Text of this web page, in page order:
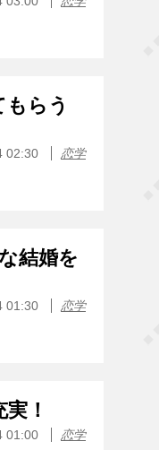
らう
02:30 恋学
結婚を
01:30 恋学
！
01:00 恋学